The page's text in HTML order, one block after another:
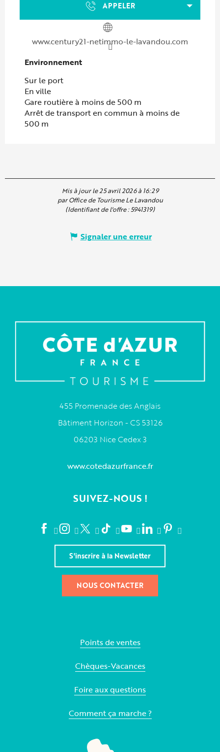
APPELER
www.century21-netimmo-le-lavandou.com
Environnement
Environnement
Sur le port
En ville
Gare routière à moins de 500 m
Arrêt de transport en commun à moins de
500 m
Mis à jour le 25 avril 2026 à 16:29
par Office de Tourisme Le Lavandou
(Identifiant de l'offre :5941319)
Signaler une erreur
455 Promenade des Anglais
Bâtiment Horizon - CS 53126
06203 Nice Cedex 3
www.cotedazurfrance.fr
SUIVEZ-NOUS !
S'inscrire à la Newsletter
NOUS CONTACTER
Points de ventes
Chèques-Vacances
Foire aux questions
Comment ça marche ?